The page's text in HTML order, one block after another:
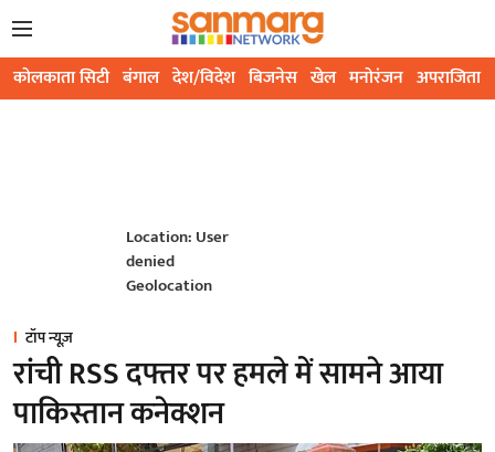
कोलकाता सिटी बंगाल देश/विदेश बिजनेस खेल मनोरंजन अपराजिता
Location: User
denied
Geolocation
टॉप न्यूज़
रांची RSS दफ्तर पर हमले में सामने आया
पाकिस्तान कनेक्शन